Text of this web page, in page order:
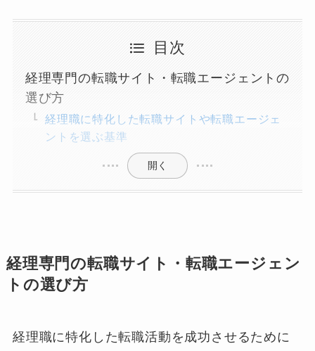
目次
経理専門の転職サイト・転職エージェントの
選び方
経理職に特化した転職サイトや転職エージェ
ントを選ぶ基準
開く
経理専門の転職サイト・転職エージェン
トの選び方
経理職に特化した転職活動を成功させるために